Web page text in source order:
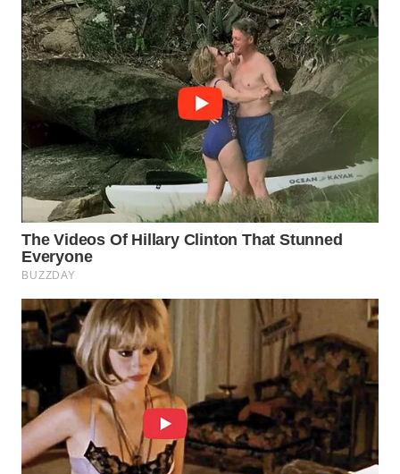
WN
PRIANGAN
TIMUR
WN
SEMARANG
WN
SOLO
BOROBUDUR
WN
MADURA
SURABAYA
WN
NATUNA